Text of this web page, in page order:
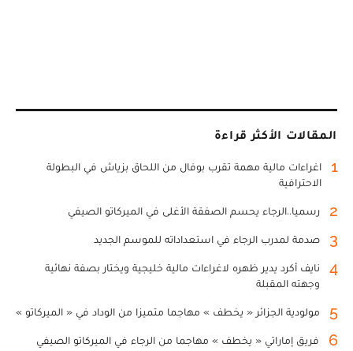
المقالات الأكثر قراءة
1
اغراءات مالية مهمة تقرب بوفال من اللحاق بزياش في البطولة
الاحترافية
2 رسميا..الرجاء يحسم الصفقة الأغلى في الميركاتو الصيفي
3 صدمة لمدرب الرجاء في استعداداته للموسم الجديد
4
نايف أكرد يدير ظهره لاغراءات مالية خليجية ويختار بصفة نهائية
وجهته المقبلة
5 مولودية الجزائر « يخطف » مهاجما متميزا من الوداد في « الميركاتو »
6 فريق إماراتي « يخطف » مهاجما من الرجاء في الميركاتو الصيفي